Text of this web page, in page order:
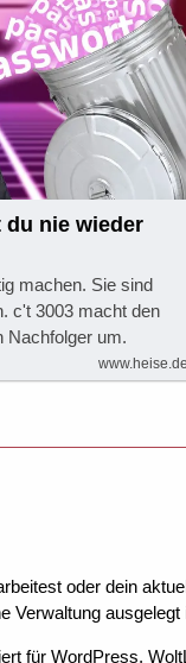
du nie wieder
machen. Sie sind
c't 3003 macht den
Nachfolger um.
www.heise.de
oder dein
Verwaltung ausgelegt
für WordPress,